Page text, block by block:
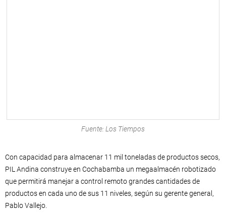
Fuente: Los Tiempos
Con capacidad para almacenar 11 mil toneladas de productos secos,
PIL Andina construye en Cochabamba un megaalmacén robotizado
que permitirá manejar a control remoto grandes cantidades de
productos en cada uno de sus 11 niveles, según su gerente general,
Pablo Vallejo.